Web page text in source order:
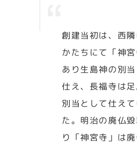
創建当初は、西
かたちにて「神
あり生島神の別
仕え、長福寺は
別当として仕え
た。明治の廃仏
り「神宮寺」は